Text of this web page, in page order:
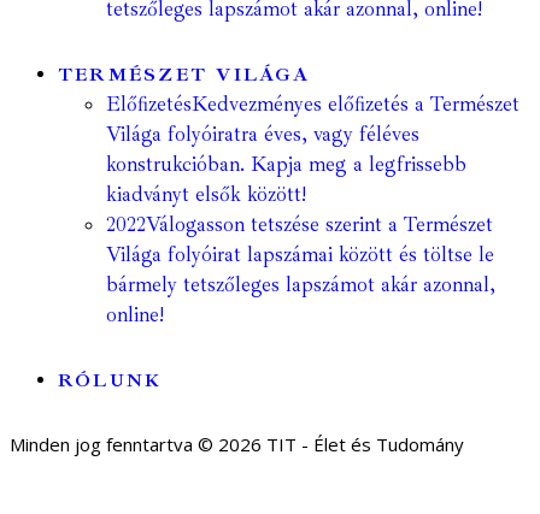
tetszőleges lapszámot akár azonnal, online!
TERMÉSZET VILÁGA
ElőfizetésKedvezményes előfizetés a Természet
Világa folyóiratra éves, vagy féléves
konstrukcióban. Kapja meg a legfrissebb
kiadványt elsők között!
2022Válogasson tetszése szerint a Természet
Világa folyóirat lapszámai között és töltse le
bármely tetszőleges lapszámot akár azonnal,
online!
RÓLUNK
Minden jog fenntartva © 2026 TIT - Élet és Tudomány